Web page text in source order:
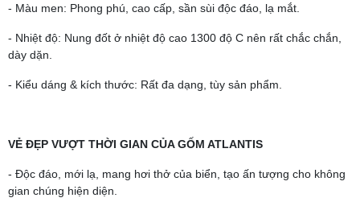
- Màu men: Phong phú, cao cấp, sần sùi độc đáo, lạ mắt.
- Nhiệt độ: Nung đốt ở nhiệt độ cao 1300 độ C nên rất chắc chắn,
dày dặn.
- Kiểu dáng & kích thước: Rất đa dạng, tùy sản phẩm.
VẺ ĐẸP VƯỢT THỜI GIAN CỦA GỐM ATLANTIS
- Độc đáo, mới lạ, mang hơi thở của biển, tạo ấn tượng cho không
gian chúng hiện diện.